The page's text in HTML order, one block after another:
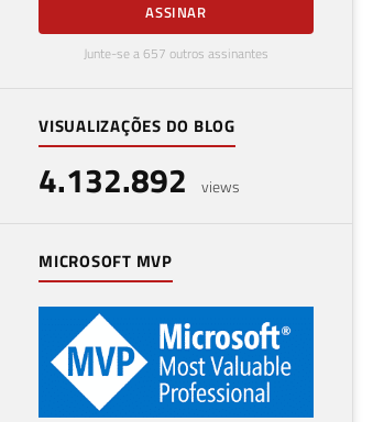
ASSINAR
Junte-se a 657 outros assinantes
VISUALIZAÇÕES DO BLOG
4.132.892 views
MICROSOFT MVP